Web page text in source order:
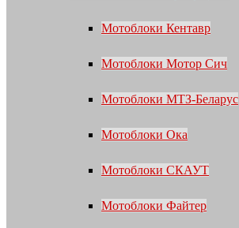
Мотоблоки Кентавр
Мотоблоки Мотор Сич
Мотоблоки МТЗ-Беларус
Мотоблоки Ока
Мотоблоки СКАУТ
Мотоблоки Файтер